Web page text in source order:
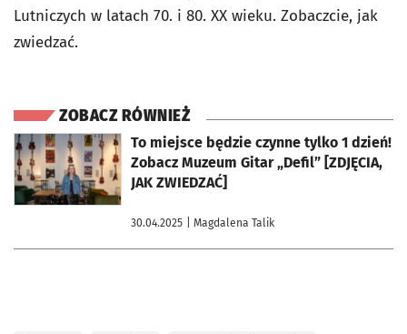
Lutniczych w latach 70. i 80. XX wieku. Zobaczcie, jak
zwiedzać.
ZOBACZ RÓWNIEŻ
To miejsce będzie czynne tylko 1 dzień!
Zobacz Muzeum Gitar „Defil” [ZDJĘCIA,
JAK ZWIEDZAĆ]
30.04.2025 | Magdalena Talik
otworzy się w nowej karcie